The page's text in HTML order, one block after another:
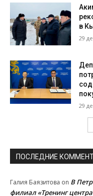
в
29
29
ПОСЛЕДНИЕ
Галия Баязитова on В
филиал «Тренинг